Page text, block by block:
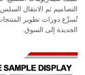
التصاميم ثم الانتقال
تُسرِّع دورات تطوير
الجديدة إلى السوق.